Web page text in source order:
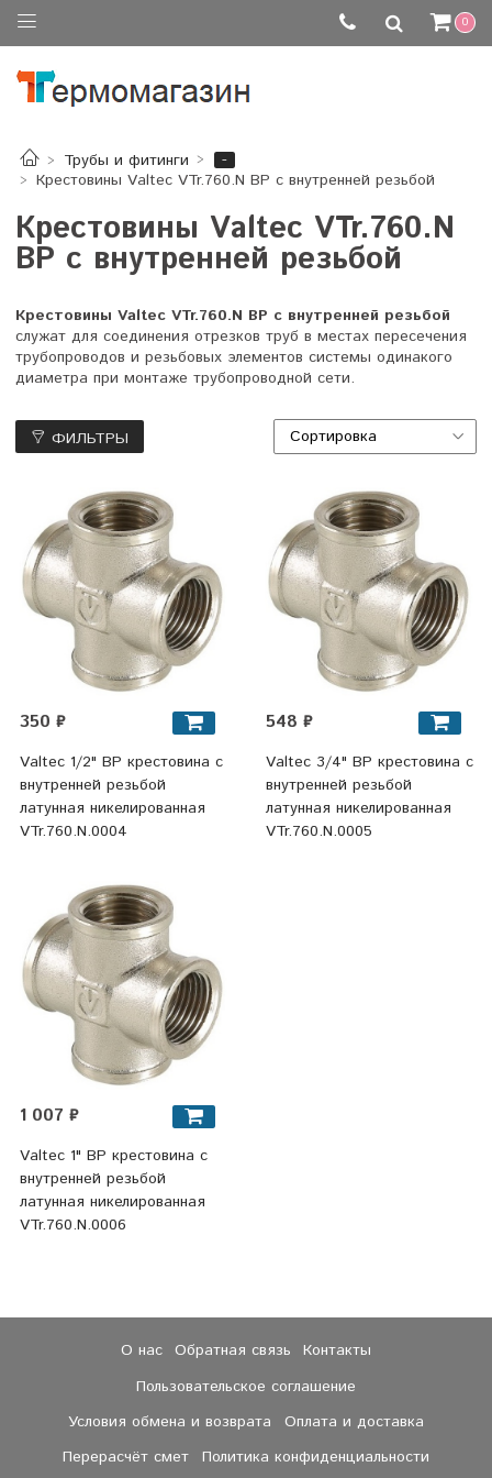
0
Трубы и фитинги
-
Крестовины Valtec VTr.760.N ВР с внутренней резьбой
Крестовины Valtec VTr.760.N
ВР с внутренней резьбой
Крестовины Valtec VTr.760.N ВР с внутренней резьбой
служат для соединения отрезков труб в местах пересечения
трубопроводов и резьбовых элементов системы одинакого
диаметра при монтаже трубопроводной сети.
ФИЛЬТРЫ
350 ₽
Valtec 1/2" ВР крестовина с
внутренней резьбой
латунная никелированная
VTr.760.N.0004
548 ₽
Valtec 3/4" ВР крестовина с
внутренней резьбой
латунная никелированная
VTr.760.N.0005
1 007 ₽
Valtec 1" ВР крестовина с
внутренней резьбой
латунная никелированная
VTr.760.N.0006
О нас Обратная связь
Контакты
Пользовательское соглашение
Условия обмена и возврата
Оплата и доставка
Перерасчёт смет Политика конфиденциальности